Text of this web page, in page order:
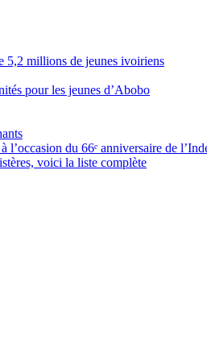
5,2 millions de jeunes ivoiriens
pour les jeunes d’Abobo
du 66ᵉ anniversaire de
voici la liste complète